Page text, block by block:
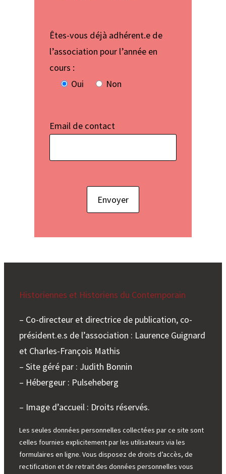
Êtes-vous déjà adhérent.e de
l’association pour l’année en
cours :
Oui
Non
Email de contact
Historiennes et Historiens du Contemporain
– Co-directeur et directrice de publication, co-
président.e.s de l’association : Laurence Guignard
et Charles-François Mathis
– Site géré par : Judith Bonnin
– Hébergeur : Pulseheberg
– Image d’accueil : Droits réservés.
Les seules données personnelles collectées par ce site sont
celles fournies explicitement par les utilisateurs via les
formulaires en ligne. Vous disposez de droits d’accès, de
rectification et de retrait des données personnelles vous